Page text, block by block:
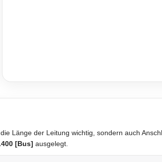
Länge der Leitung wichtig, sondern auch
[Bus] ausgelegt.